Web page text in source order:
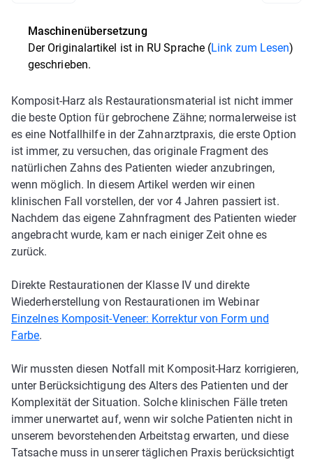
Maschinenübersetzung
Der Originalartikel ist in RU Sprache (Link zum Lesen)
geschrieben.
Komposit-Harz als Restaurationsmaterial ist nicht immer
die beste Option für gebrochene Zähne; normalerweise ist
es eine Notfallhilfe in der Zahnarztpraxis, die erste Option
ist immer, zu versuchen, das originale Fragment des
natürlichen Zahns des Patienten wieder anzubringen,
wenn möglich. In diesem Artikel werden wir einen
klinischen Fall vorstellen, der vor 4 Jahren passiert ist.
Nachdem das eigene Zahnfragment des Patienten wieder
angebracht wurde, kam er nach einiger Zeit ohne es
zurück.
Direkte Restaurationen der Klasse IV und direkte
Wiederherstellung von Restaurationen im Webinar
Einzelnes Komposit-Veneer: Korrektur von Form und
Farbe.
Wir mussten diesen Notfall mit Komposit-Harz korrigieren,
unter Berücksichtigung des Alters des Patienten und der
Komplexität der Situation. Solche klinischen Fälle treten
immer unerwartet auf, wenn wir solche Patienten nicht in
unserem bevorstehenden Arbeitstag erwarten, und diese
Tatsache muss in unserer täglichen Praxis berücksichtigt